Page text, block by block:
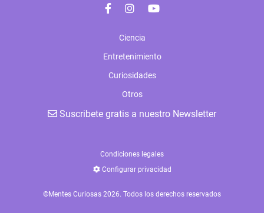
Ciencia
Entretenimiento
Curiosidades
Otros
Suscribete gratis a nuestro Newsletter
Condiciones legales
Configurar privacidad
©Mentes Curiosas 2026. Todos los derechos reservados